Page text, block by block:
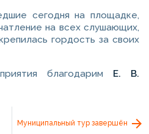
сегодня на площадке,
на всех слушающих,
гордость за своих
благодарим Е. В.
Муниципальный тур завершён